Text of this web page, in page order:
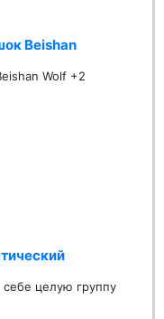
Beishan
Wolf +2
целую группу